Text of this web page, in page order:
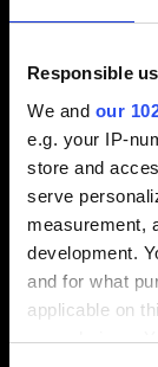
Responsible
We and our
e.g. your IP-
store and
serve
measurement,
development.
and for what
applicable on
your choices.
il software
macchina,
I parametri
memorizzati
associativo.
suggerimenti
dispositivi di
selezionata.